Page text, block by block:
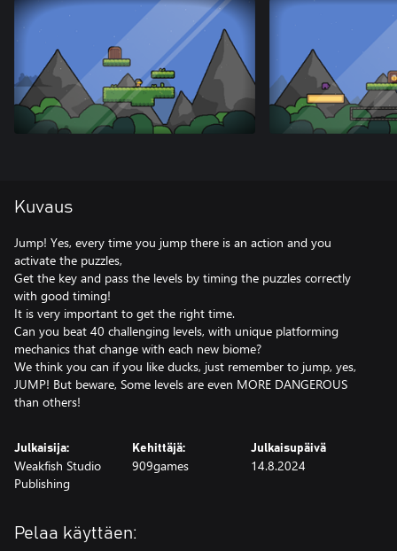
Kuvaus
Jump! Yes, every time you jump there is an action and you
activate the puzzles,
Get the key and pass the levels by timing the puzzles correctly
with good timing!
It is very important to get the right time.
Can you beat 40 challenging levels, with unique platforming
mechanics that change with each new biome?
We think you can if you like ducks, just remember to jump, yes,
JUMP! But beware, Some levels are even MORE DANGEROUS
than others!
Julkaisija:
Weakfish Studio
Publishing
Kehittäjä:
909games
Julkaisupäivä
14.8.2024
Pelaa käyttäen: